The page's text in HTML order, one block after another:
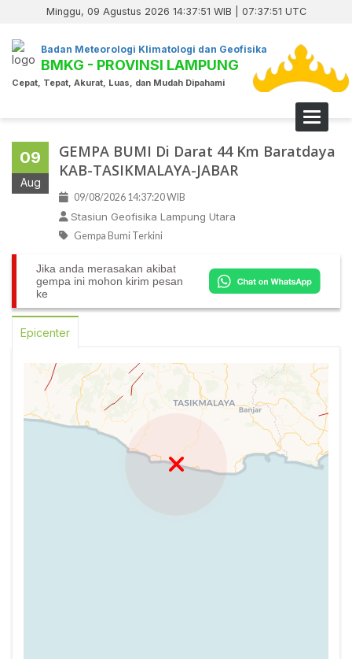
Minggu, 09 Agustus 2026 14:37:51 WIB | 07:37:51 UTC
Badan Meteorologi Klimatologi dan Geofisika
BMKG - PROVINSI LAMPUNG
Cepat, Tepat, Akurat, Luas, dan Mudah Dipahami
Toggle
09
Aug
GEMPA BUMI Di Darat 44 Km Baratdaya
KAB-TASIKMALAYA-JABAR
09/08/2026 14:37:20 WIB
Stasiun Geofisika Lampung Utara
Gempa Bumi Terkini
Jika anda merasakan akibat
gempa ini mohon kirim pesan
ke
Epicenter